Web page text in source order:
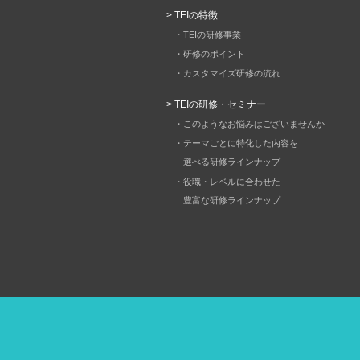
> TEIの特徴
・TEIの研修事業
・研修のポイント
・カスタマイズ研修の流れ
> TEIの研修・セミナー
・このようなお悩みはございませんか
・テーマごとに特化した内容を
選べる研修ラインナップ
・役職・レベルに合わせた
豊富な研修ラインナップ